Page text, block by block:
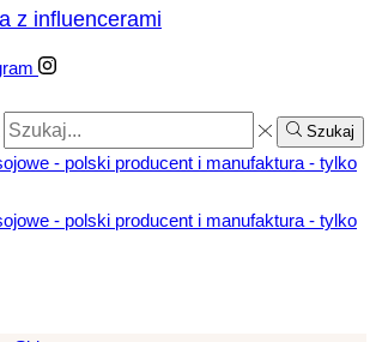
z influencerami
Szukaj